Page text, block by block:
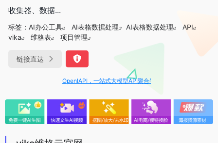
收集器、数据...
标签： AI办公工具 AI表格数据处理 AI表格数据处理
API
vika
维格表 项目管理
链接直达
OpenIAPI，一站式大模型API聚合平台